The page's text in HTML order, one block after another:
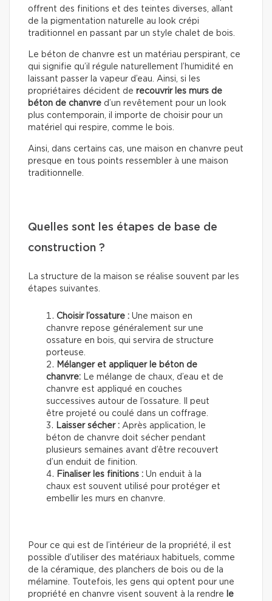
offrent des finitions et des teintes diverses, allant
de la pigmentation naturelle au look crépi
traditionnel en passant par un style chalet de bois.
Le béton de chanvre est un matériau perspirant, ce
qui signifie qu’il régule naturellement l’humidité en
laissant passer la vapeur d’eau. Ainsi, si les
propriétaires décident de recouvrir les murs de
béton de chanvre d’un revêtement pour un look
plus contemporain, il importe de choisir pour un
matériel qui respire, comme le bois.
Ainsi, dans certains cas, une maison en chanvre peut
presque en tous points ressembler à une maison
traditionnelle.
Quelles sont les étapes de base de
construction ?
La structure de la maison se réalise souvent par les
étapes suivantes.
Choisir l’ossature : Une maison en
chanvre repose généralement sur une
ossature en bois, qui servira de structure
porteuse.
Mélanger et appliquer le béton de
chanvre:
Le mélange de chaux, d’eau et de
chanvre est appliqué en couches
successives autour de l’ossature. Il peut
être projeté ou coulé dans un coffrage.
Laisser sécher : Après application, le
béton de chanvre doit sécher pendant
plusieurs semaines avant d’être recouvert
d’un enduit de finition.
Finaliser les finitions : Un enduit à la
chaux est souvent utilisé pour protéger et
embellir les murs en chanvre.
Pour ce qui est de l’intérieur de la propriété, il est
possible d’utiliser des matériaux habituels, comme
de la céramique, des planchers de bois ou de la
mélamine. Toutefois, les gens qui optent pour une
propriété en chanvre visent souvent à la rendre
le